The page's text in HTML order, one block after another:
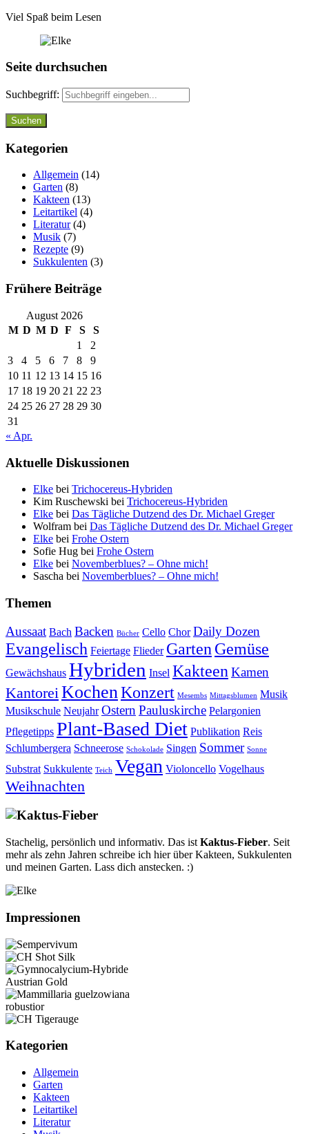
Viel Spaß beim Lesen
Seite durchsuchen
Suchbegriff:
Kategorien
Allgemein (14)
Garten (8)
Kakteen (13)
Leitartikel (4)
Literatur(4)
Musik (7)
Rezepte (9)
Sukkulenten (3)
Frühere Beiträge
August 2026
M D M D F S
S
1
2
3
4 5 6 7 8
9
10 11 12 13 14 15 16
17 18 19 20 21 22 23
24 25 26 27 28 29 30
31
« Apr.
Aktuelle Diskussionen
Elke bei Trichocereus-Hybriden
Kim Ruschewski bei Trichocereus-Hybriden
Elke bei Das Tägliche Dutzend des Dr. Michael Greger
Wolfram bei Das Tägliche Dutzend des Dr. Michael Greger
Elke bei Frohe Ostern
Sofie Hug bei Frohe Ostern
Elke bei Novemberblues? – Ohne mich!
Sascha bei Novemberblues? – Ohne mich!
Themen
Aussaat Bach Backen Bücher Cello Chor Daily Dozen
Evangelisch Feiertage Flieder Garten Gemüse
Gewächshaus Hybriden Insel Kakteen Kamen
Kantorei KochenKonzert Mesembs Mittagsblumen Musik
Musikschule Neujahr Ostern Pauluskirche Pelargonien
Pflegetipps Plant-Based Diet Publikation Reis
Schlumbergera Schneerose Schokolade Singen Sommer Sonne
Substrat Sukkulente Teich Vegan Violoncello Vogelhaus
Weihnachten
Stachelig, persönlich und informativ. Das ist Kaktus-Fieber. Seit
mehr als zehn Jahren schreibe ich hier über Kakteen, Sukkulenten
und meinen Garten. Lass dich anstecken. :)
Impressionen
Kategorien
Allgemein
Garten
Kakteen
Leitartikel
Literatur